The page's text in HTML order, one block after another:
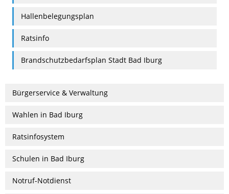
Hallenbelegungsplan
Ratsinfo
Brandschutzbedarfsplan Stadt Bad Iburg
Bürgerservice & Verwaltung
Wahlen in Bad Iburg
Ratsinfosystem
Schulen in Bad Iburg
Notruf-Notdienst